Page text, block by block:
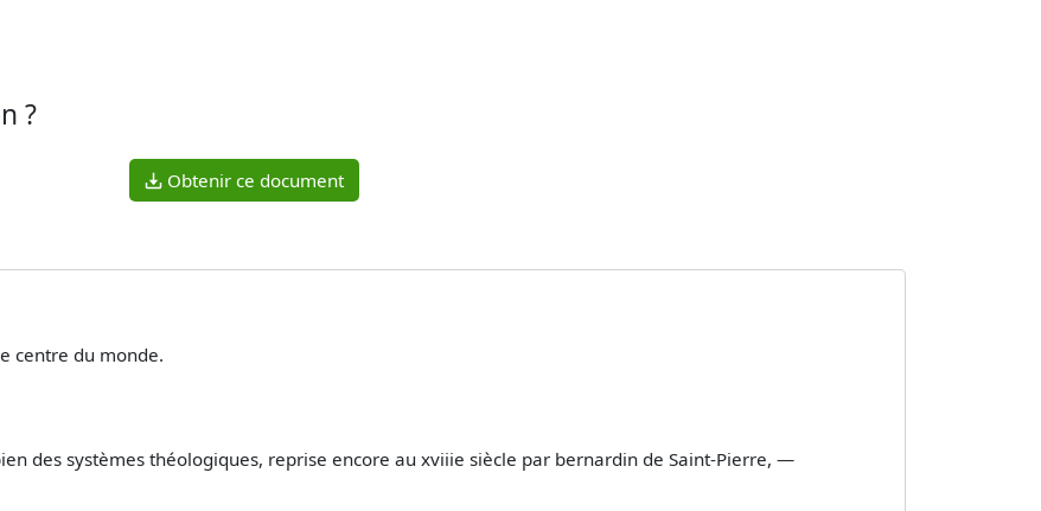
?
Obtenir ce document
centre du monde.
des systèmes théologiques, reprise encore au xviiie siècle par bernardin de Saint-Pierre, —